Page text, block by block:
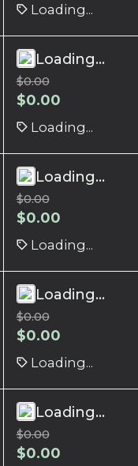
Loading...
Loading...
$0.00
$0.00
Loading...
Loading...
$0.00
$0.00
Loading...
Loading...
$0.00
$0.00
Loading...
Loading...
$0.00
$0.00